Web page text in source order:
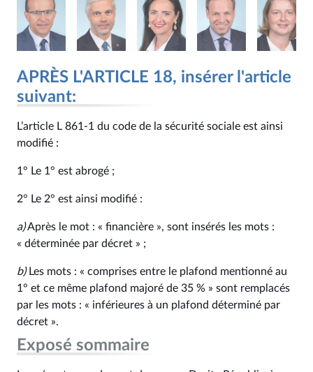
APRÈS L'ARTICLE 18, insérer l'article
suivant:
L’article L 861‑1 du code de la sécurité sociale est ainsi
modifié :
1° Le 1° est abrogé ;
2° Le 2° est ainsi modifié :
a)Après le mot : « financière », sont insérés les mots :
« déterminée par décret » ;
b)Les mots : « comprises entre le plafond mentionné au
1° et ce même plafond majoré de 35 % » sont remplacés
par les mots : « inférieures à un plafond déterminé par
décret ».
Exposé sommaire